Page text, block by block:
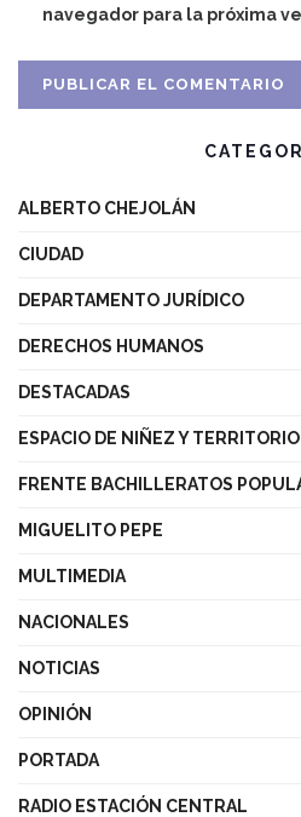
navegador para la próxima
ALBERTO CHEJOLÁN
CIUDAD
DEPARTAMENTO JURÍDICO
DERECHOS HUMANOS
DESTACADAS
ESPACIO DE NIÑEZ Y TERRITORIO
FRENTE BACHILLERATOS
MIGUELITO PEPE
MULTIMEDIA
NACIONALES
NOTICIAS
OPINIÓN
PORTADA
RADIO ESTACIÓN CENTRAL